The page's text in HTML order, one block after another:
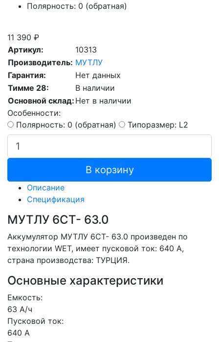
Полярность: 0 (обратная)
11 390 ₽
Артикул:
10313
Производитель: МУТЛУ
Гарантия:
Нет данных
Тимме 28:
В наличии
Основной склад: Нет в наличии
Особенности:
Полярность: 0 (обратная)
Типоразмер: L2
В корзину
Описание
Спецификация
МУТЛУ 6СТ- 63.0
Аккумулятор МУТЛУ 6СТ- 63.0 произведен по
технологии WET, имеет пусковой ток: 640 A,
страна производства: ТУРЦИЯ.
Основные характеристики
Емкость:
63 А/ч
Пусковой ток:
640 А